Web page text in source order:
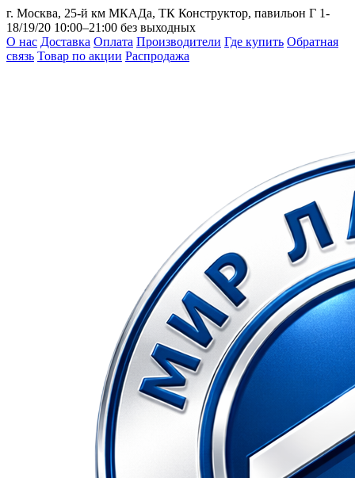
г. Москва, 25-й км МКАДа, ТК Конструктор, павильон Г 1-
18/19/20 10:00–21:00 без выходных
О нас Доставка Оплата Производители Где купить Обратная
связь Товар по акции Распродажа